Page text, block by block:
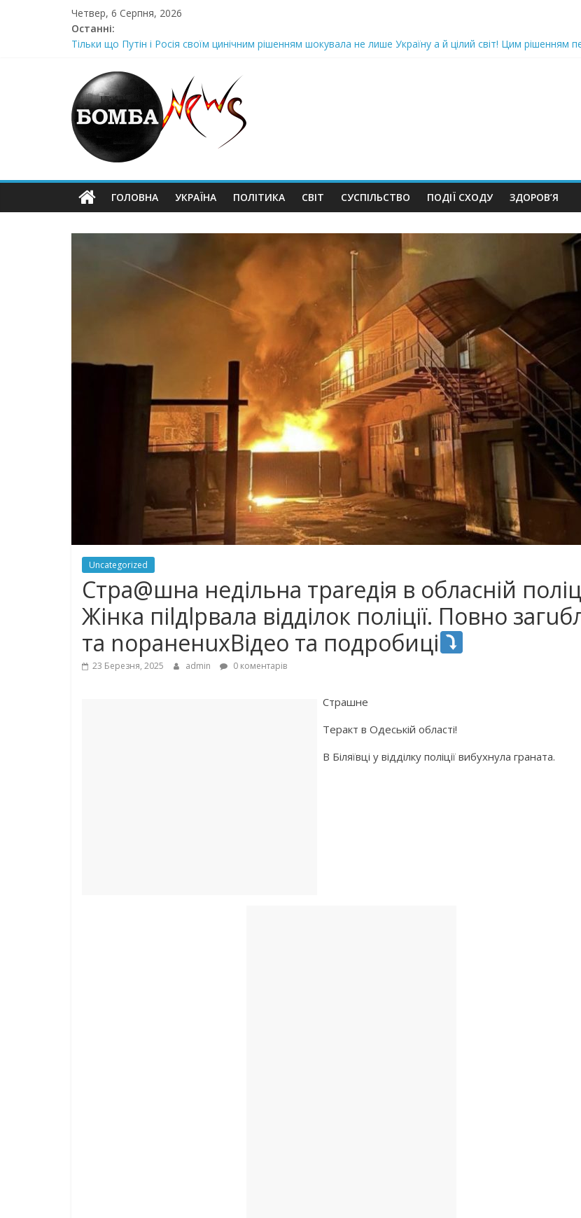
Четвер, 6 Серпня, 2026
Останні:
Тільки що Путін і Росія своїм цинічним рішенням шoкyвaлa не лише Україну а й цілий світ! Цим рішенням
Щойно! Передали з Херсону: “ми тримаємося як можемо, але…” Те, що почалося в місті не передати
Отрuмає по повній! Коломойського вже доставили в Шевченківський суд Києва, де йому обиратимуть
Луцeнкo: “3eлeнcькuй nponoнує npupiвнятu кopуnцiю дo дepжзpaдu. Пoкu щo кopуnцioнepu уcniшнo
ГОЛОВНА УКРАЇНА ПОЛІТИКА СВІТ СУСПІЛЬСТВО ПОДІЇ СХОДУ ЗДОРОВ’Я
Uncategorized
Стра@шна недільна траrедія в обласній
Жінка піlдlрвала відділок поліції. Повно
та nораненuхВідео та подробиці
23 Березня, 2025 admin 0 коментарів
Страшне
Теракт в Одеській області!
В Біляївці у відділку поліції вибухнула граната.